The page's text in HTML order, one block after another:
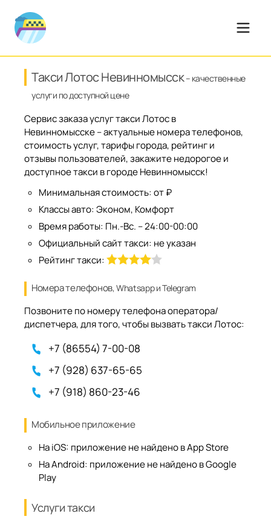
Такси Лотос Невинномысск– качественные
услуги по доступной цене
Сервис заказа услуг такси Лотос в
Невинномысске – актуальные номера телефонов,
стоимость услуг, тарифы города, рейтинг и
отзывы пользователей, закажите недорогое и
доступное такси в городе Невинномысск!
Минимальная стоимость: от ₽
Классы авто: Эконом, Комфорт
Время работы: Пн.-Вс. – 24:00-00:00
Официальный сайт такси: не указан
Рейтинг такси:
Номера телефонов, Whatsapp и Telegram
Позвоните по номеру телефона оператора/
диспетчера, для того, чтобы вызвать такси Лотос:
+7 (86554) 7-00-08
+7 (928) 637-65-65
+7 (918) 860-23-46
Мобильное приложение
На iOS: приложение не найдено в App Store
На Android: приложение не найдено в Google
Play
Услуги такси